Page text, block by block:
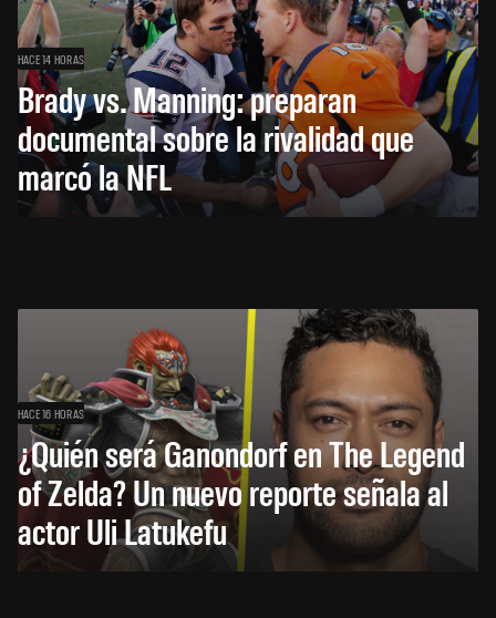
HACE 14 HORAS
Brady vs. Manning: preparan
documental sobre la rivalidad que
marcó la NFL
HACE 16 HORAS
¿Quién será Ganondorf en The Legend
of Zelda? Un nuevo reporte señala al
actor Uli Latukefu